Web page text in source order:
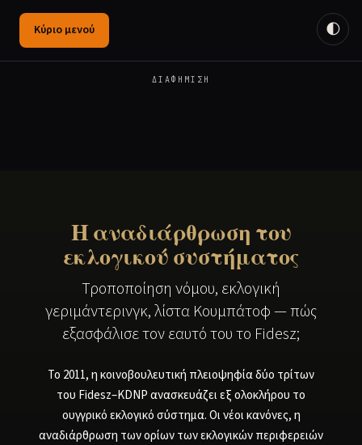
Κύριο μενού
ΔΙΑΦΉΜΙΣΗ
🌓
Η αναδιάρθρωση του
εκλογικού συστήματος
Τροποποίηση νόμου, εκλογική
γεριμάντερινγκ, λίστα Κουμπάτοφ — πώς
εξασφάλισε τον εαυτό του το Fidesz;
Το 2011, η κοινοβουλευτική πλειοψηφία δύο τρίτων
του Fidesz–KDNP ανασκευάζει εξ ολοκλήρου το
ουγγρικό εκλογικό σύστημα. Οι νέοι κανόνες, η
αναδιάρθρωση των ορίων των εκλογικών περιφερειών